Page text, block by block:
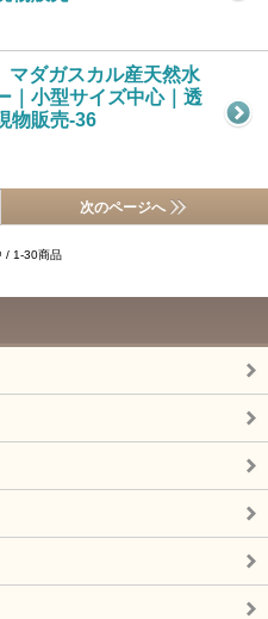
マダガスカル産天然水
｜小型サイズ中心｜透
物販売-36
次のページへ
/ 1-30商品